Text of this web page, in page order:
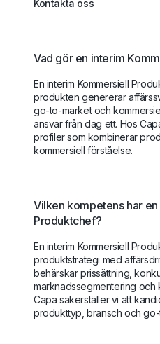
Kontakta oss
Vad gör en interim
En interim Kommersiell
produkten genererar
go-to-market och
ansvar från dag ett. Hos
profiler som kombinerar
kommersiell förståelse.
Vilken kompetens har
Produktchef?
En interim Kommersiell
produktstrategi med
behärskar prissättning,
marknadssegmentering och
Capa säkerställer vi att
produkttyp, bransch och